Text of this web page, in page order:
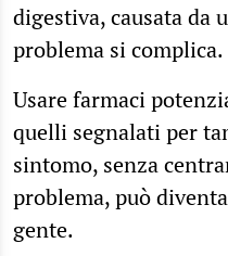
digestiva, causata da
problema si complica.
Usare farmaci
quelli segnalati per
sintomo, senza
problema, può
gente.